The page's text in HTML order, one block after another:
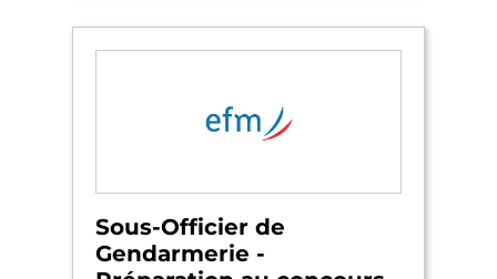
Sous-Officier de
Gendarmerie -